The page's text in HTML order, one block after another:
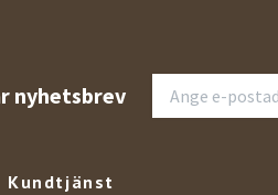
nyhetsbrev
Kundtjänst